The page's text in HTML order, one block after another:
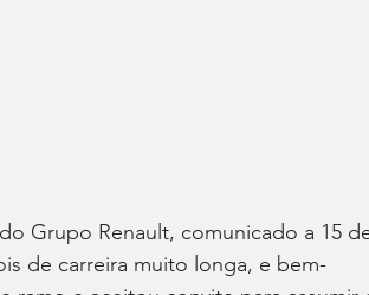
Grupo Renault, comunicado a 15
de carreira muito longa, e bem-